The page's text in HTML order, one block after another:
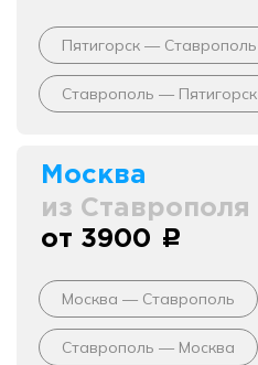
Пятигорск — Ставрополь
Ставрополь — Пятигорск
Москва
из Ставрополя
от 3900 c
Москва — Ставрополь
Ставрополь — Москва